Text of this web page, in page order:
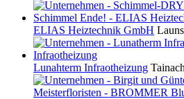
ELIAS Heiztechnik GmbH
Lunahterm Infraotheizung Tainach